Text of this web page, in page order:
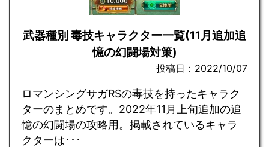
武器種別 毒技キャラクター一覧(11月追加追
憶の幻闘場対策)
投稿日：2022/10/07
ロマンシングサガRSの毒技を持ったキャラク
ターのまとめです。2022年11月上旬追加の追
憶の幻闘場の攻略用。掲載されているキャラ
クターは･･･